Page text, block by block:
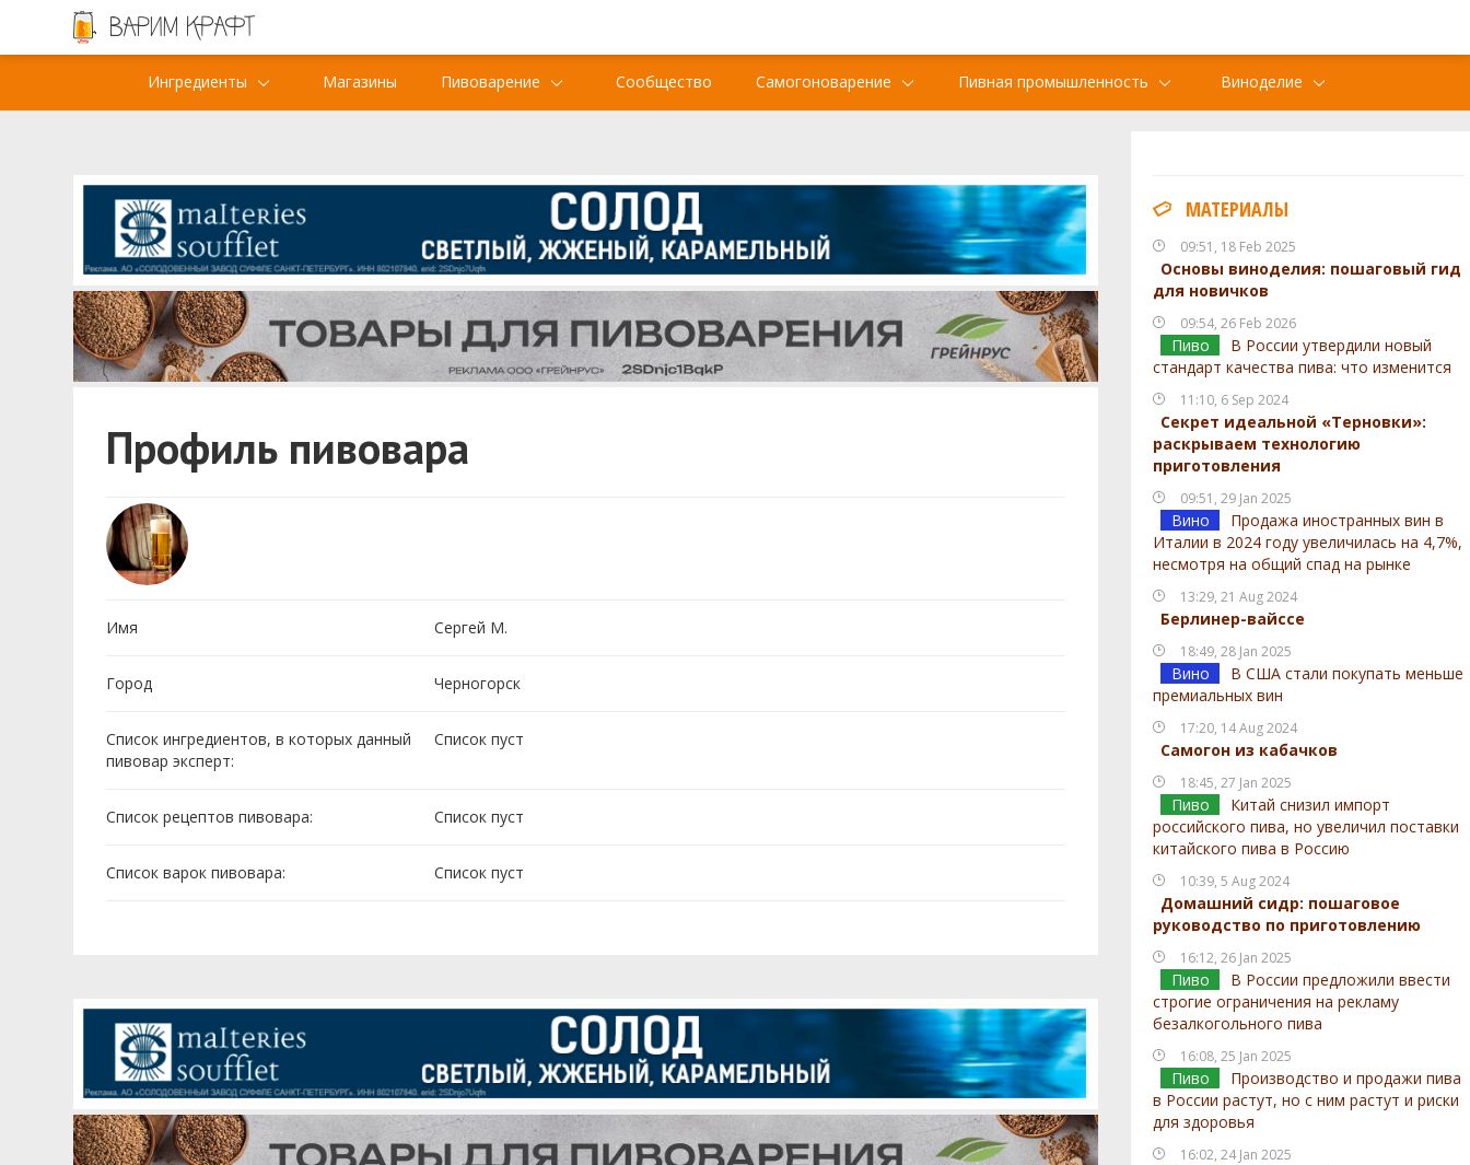
Ингредиенты Магазины Пивоварение Сообщество Самогоноварение Пивная промышленность Виноделие
МАТЕРИАЛЫ
09:51, 18 Feb 2025
Основы виноделия: пошаговый гид
для новичков
09:54, 26 Feb 2026
Пиво
В России утвердили новый
стандарт качества пива: что изменится
11:10, 6 Sep 2024
Секрет идеальной «Терновки»:
раскрываем технологию
приготовления
09:51, 29 Jan 2025
Вино
Продажа иностранных вин в
Италии в 2024 году увеличилась на 4,7%,
несмотря на общий спад на рынке
13:29, 21 Aug 2024
Берлинер-вайссе
18:49, 28 Jan 2025
Вино
В США стали покупать меньше
премиальных вин
17:20, 14 Aug 2024
Самогон из кабачков
18:45, 27 Jan 2025
Пиво
Китай снизил импорт
российского пива, но увеличил поставки
китайского пива в Россию
10:39, 5 Aug 2024
Домашний сидр: пошаговое
руководство по приготовлению
16:12, 26 Jan 2025
Пиво
В России предложили ввести
строгие ограничения на рекламу
безалкогольного пива
16:08, 25 Jan 2025
Пиво
Производство и продажи пива
в России растут, но с ним растут и риски
для здоровья
16:02, 24 Jan 2025
Профиль пивовара
Имя Сергей М.
Город Черногорск
Список ингредиентов, в которых данный
пивовар эксперт:
Cписок пуст
Список рецептов пивовара: Cписок пуст
Список варок пивовара: Cписок пуст